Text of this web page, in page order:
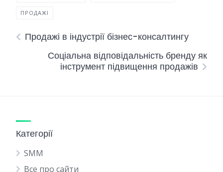
ПРОДАЖІ
Продажі в індустрії бізнес-консалтингу
Соціальна відповідальність бренду як
інструмент підвищення продажів
Категорії
SMM
Все про сайти